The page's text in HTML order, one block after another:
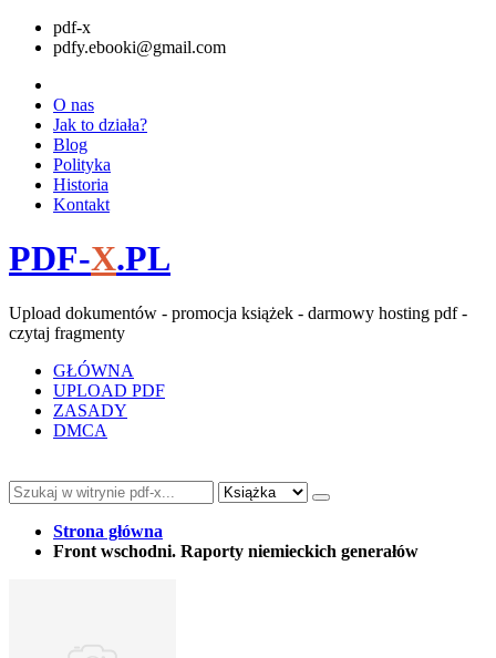
pdf-x
pdfy.ebooki@gmail.com
O nas
Jak to działa?
Blog
Polityka
Historia
Kontakt
PDF-X.PL
Upload dokumentów - promocja książek - darmowy hosting pdf -
czytaj fragmenty
GŁÓWNA
UPLOAD PDF
ZASADY
DMCA
Strona główna
Front wschodni. Raporty niemieckich generałów